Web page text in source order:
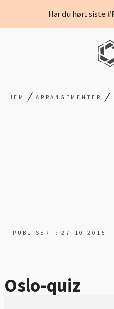
Har du hørt siste
HJEM /ARRANGEMENTER /
PUBLISERT: 27.10.2015
Oslo-quiz